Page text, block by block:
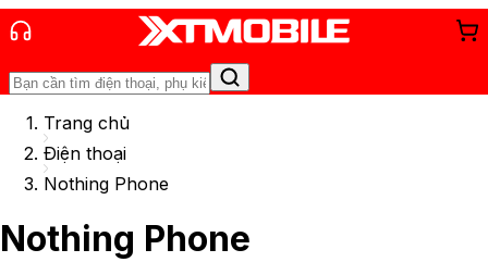
Trang chủ
Điện thoại
Nothing Phone
Nothing Phone